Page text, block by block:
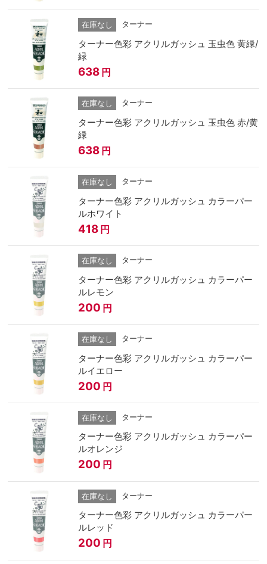
在庫なし ターナー
ターナー色彩 アクリルガッシュ 玉虫色 黄緑/
緑
638 円
在庫なし ターナー
ターナー色彩 アクリルガッシュ 玉虫色 赤/黄
緑
638 円
在庫なし ターナー
ターナー色彩 アクリルガッシュ カラーパー
ルホワイト
418 円
在庫なし ターナー
ターナー色彩 アクリルガッシュ カラーパー
ルレモン
200 円
在庫なし ターナー
ターナー色彩 アクリルガッシュ カラーパー
ルイエロー
200 円
在庫なし ターナー
ターナー色彩 アクリルガッシュ カラーパー
ルオレンジ
200 円
在庫なし ターナー
ターナー色彩 アクリルガッシュ カラーパー
ルレッド
200 円